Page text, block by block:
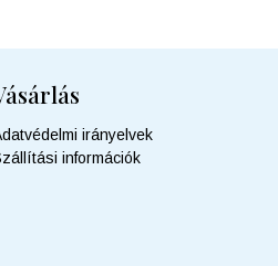
irányelvek
információk